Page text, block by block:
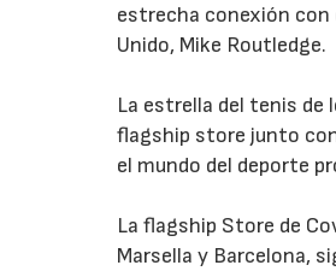
estrecha conexión
Unido, Mike Routledge.
La estrella del tenis de
flagship store junto
el mundo del deporte
La flagship Store de
Marsella y Barcelona,